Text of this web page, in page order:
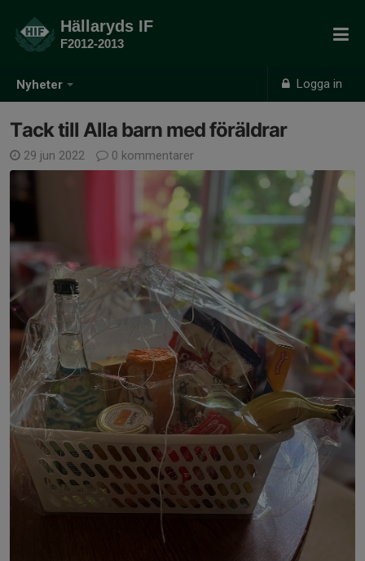
Nyheter Logga in
Hällaryds IF
F2012-2013
Tack till Alla barn med föräldrar
29 jun 2022 0 kommentarer